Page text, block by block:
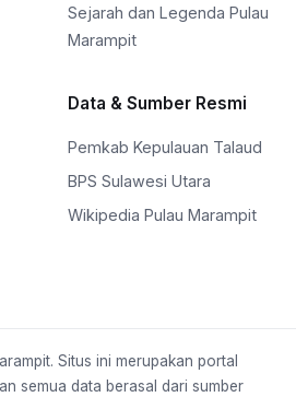
Sejarah dan Legenda Pulau
Marampit
Data & Sumber Resmi
Pemkab Kepulauan Talaud
BPS Sulawesi Utara
Wikipedia Pulau Marampit
Situs ini merupakan portal
semua data berasal dari sumber